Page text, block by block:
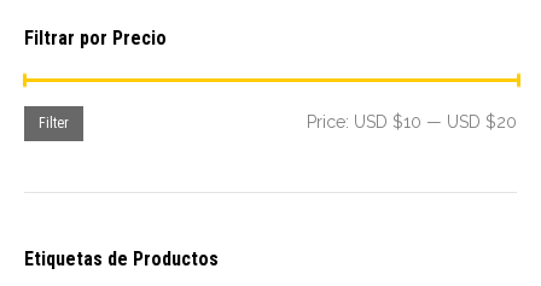
Filtrar por Precio
Filter Price: USD $10 — USD $20
Etiquetas de Productos